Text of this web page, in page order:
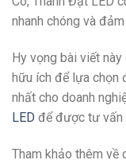
nhanh chóng và
Hy vọng bài viết
hữu ích để lựa chọn
nhất cho doanh
LED để được tư vấn
Tham khảo thêm về